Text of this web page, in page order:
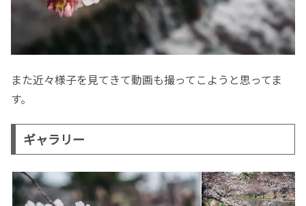
また近々様子を見てきて動画も撮ってこようと思ってま
す。
ギャラリー